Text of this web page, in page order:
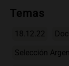
Temas
18.12.22
Selección